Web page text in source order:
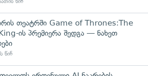
თეატრში Game of Thrones:The
ის პრემიერა შედგა — ნახეთ
წინ